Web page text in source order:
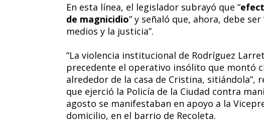
En esta línea, el legislador subrayó que “
de magnicidio” y señaló que, ahora, debe
medios y la justicia”.
“La violencia institucional de Rodríguez
precedente el operativo insólito que montó
alrededor de la casa de Cristina, sitiándola”,
que ejerció la Policía de la Ciudad contra
agosto se manifestaban en apoyo a la
domicilio, en el barrio de Recoleta.